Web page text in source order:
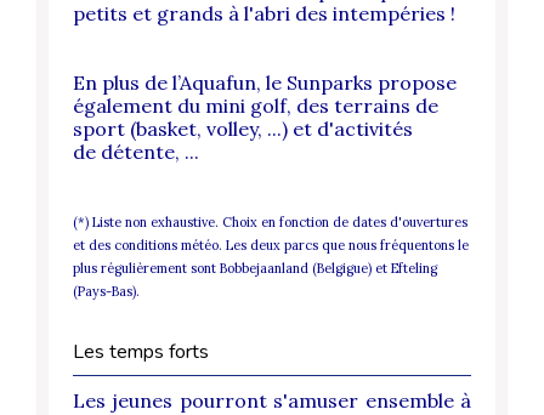
petits et grands à l'abri des intempéries !
En plus de l’Aquafun, le Sunparks propose
également du mini golf, des terrains de
sport (basket, volley, ...) et d'activités
de détente, ...
(*) Liste non exhaustive. Choix en fonction de dates d'ouvertures
et des conditions météo. Les deux parcs que nous fréquentons le
plus régulièrement sont Bobbejaanland (Belgigue) et Efteling
(Pays-Bas).
Les temps forts
Les jeunes pourront s'amuser ensemble à